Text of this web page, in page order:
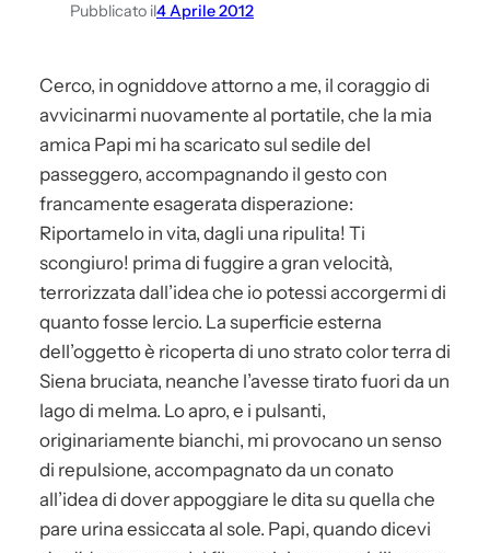
Pubblicato il4 Aprile 2012
Cerco, in ogniddove attorno a me, il coraggio di
avvicinarmi nuovamente al portatile, che la mia
amica Papi mi ha scaricato sul sedile del
passeggero, accompagnando il gesto con
francamente esagerata disperazione:
Riportamelo in vita, dagli una ripulita! Ti
scongiuro! prima di fuggire a gran velocità,
terrorizzata dall’idea che io potessi accorgermi di
quanto fosse lercio. La superficie esterna
dell’oggetto è ricoperta di uno strato color terra di
Siena bruciata, neanche l’avesse tirato fuori da un
lago di melma. Lo apro, e i pulsanti,
originariamente bianchi, mi provocano un senso
di repulsione, accompagnato da un conato
all’idea di dover appoggiare le dita su quella che
pare urina essiccata al sole. Papi, quando dicevi